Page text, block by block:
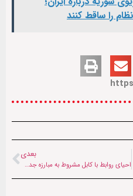
بعدی
احیای روابط با کابل مشروط به مبارزه جدی با تی‌تی‌پی است